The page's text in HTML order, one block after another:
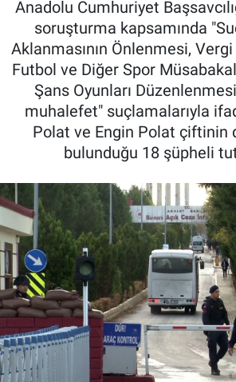
Anadolu Cumhuriyet
soruşturma kapsamında
Aklanmasının Önlenmesi,
Futbol ve Diğer Spor
Şans Oyunları
muhalefet" suçlamalarıyla
Polat ve Engin Polat çiftinin
bulunduğu 18 şüpheli
EKONOMİ
SAĞLIK
ASTROLOJİ
BLOG
Tüm Manşetler
Son Dakika Haberleri
Haber Arşivi